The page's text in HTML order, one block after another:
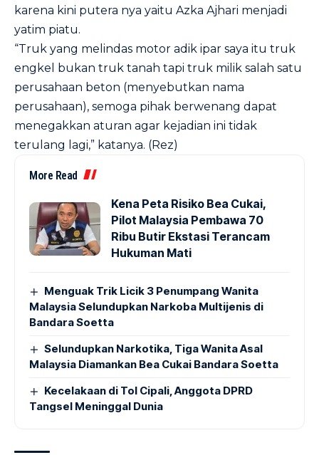
karena kini putera nya yaitu Azka Ajhari menjadi
yatim piatu.
“Truk yang melindas motor adik ipar saya itu truk
engkel bukan truk tanah tapi truk milik salah satu
perusahaan beton (menyebutkan nama
perusahaan), semoga pihak berwenang dapat
menegakkan aturan agar kejadian ini tidak
terulang lagi,” katanya. (Rez)
More Read
Kena Peta Risiko Bea Cukai,
Pilot Malaysia Pembawa 70
Ribu Butir Ekstasi Terancam
Hukuman Mati
Menguak Trik Licik 3 Penumpang Wanita
Malaysia Selundupkan Narkoba Multijenis di
Bandara Soetta
Selundupkan Narkotika, Tiga Wanita Asal
Malaysia Diamankan Bea Cukai Bandara Soetta
Kecelakaan di Tol Cipali, Anggota DPRD
Tangsel Meninggal Dunia